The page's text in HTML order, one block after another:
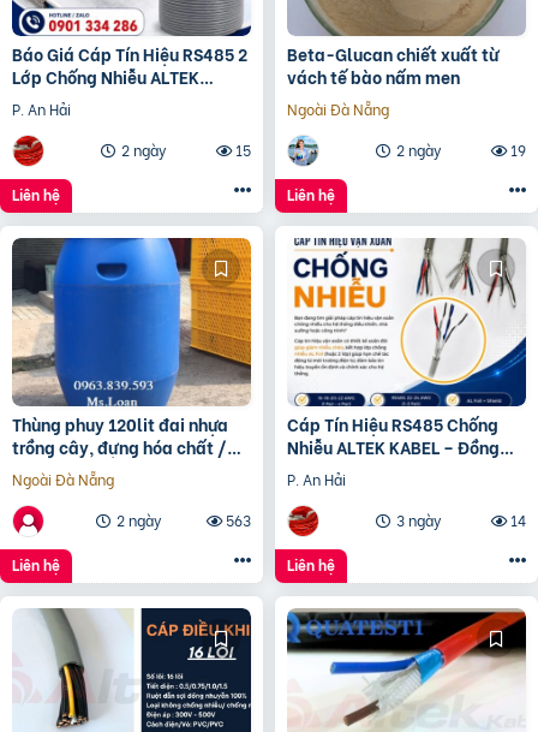
Báo Giá Cáp Tín Hiệu RS485 2
Lớp Chống Nhiễu ALTEK
KABEL | Đồng Nguyên Chất
100%, Chống Nhiễu Tối
P. An Hải
2 ngày
15
Liên hệ
Beta-Glucan chiết xuất từ
vách tế bào nấm men
Ngoài Đà Nẵng
2 ngày
19
Liên hệ
Thùng phuy 120lit đai nhựa
trồng cây, đựng hóa chất /
0963 839 593 Ms.Loan
Ngoài Đà Nẵng
2 ngày
563
Liên hệ
Cáp Tín Hiệu RS485 Chống
Nhiễu ALTEK KABEL – Đồng
Nguyên Chất 100%, Truyền
Tín Hiệu Ổn Định
P. An Hải
3 ngày
14
Liên hệ